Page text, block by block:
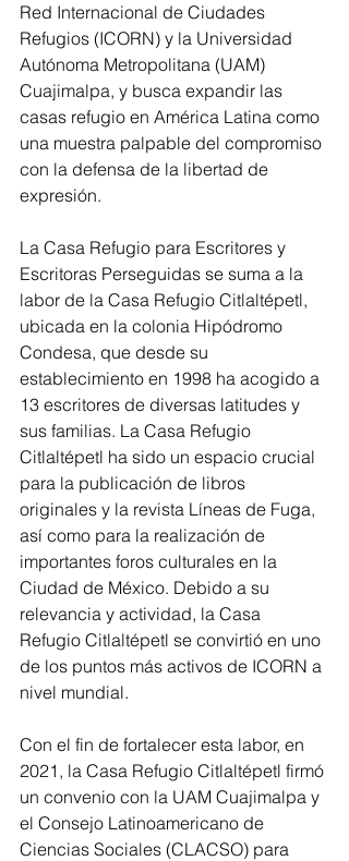
Red Internacional de Ciudades
Refugios (ICORN) y la Universidad
Autónoma Metropolitana (UAM)
Cuajimalpa, y busca expandir las
casas refugio en América Latina como
una muestra palpable del compromiso
con la defensa de la libertad de
expresión.
La Casa Refugio para Escritores y
Escritoras Perseguidas se suma a la
labor de la Casa Refugio Citlaltépetl,
ubicada en la colonia Hipódromo
Condesa, que desde su
establecimiento en 1998 ha acogido a
13 escritores de diversas latitudes y
sus familias. La Casa Refugio
Citlaltépetl ha sido un espacio crucial
para la publicación de libros
originales y la revista Líneas de Fuga,
así como para la realización de
importantes foros culturales en la
Ciudad de México. Debido a su
relevancia y actividad, la Casa
Refugio Citlaltépetl se convirtió en uno
de los puntos más activos de ICORN a
nivel mundial.
Con el fin de fortalecer esta labor, en
2021, la Casa Refugio Citlaltépetl firmó
un convenio con la UAM Cuajimalpa y
el Consejo Latinoamericano de
Ciencias Sociales (CLACSO) para